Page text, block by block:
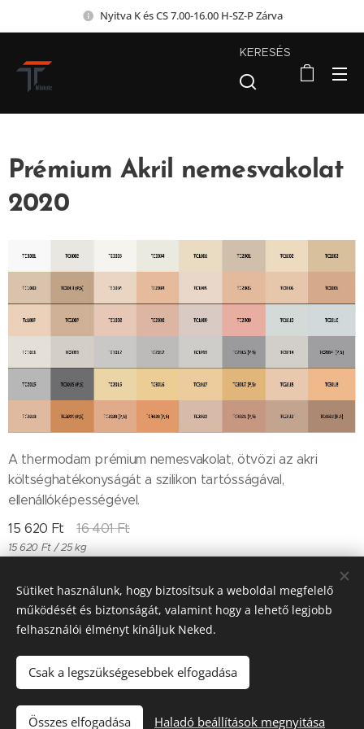
Nyitva K és CS 7.00-16.00 H-SZ-P Zárva
KERESÉS
Prémium Akril nemesvakolat
2020
A thermodam prémium nemesvakolat, ötvözi az akri
költséghatékonyságát a szilikon tartósságával,
ellenállóképességével.
15 620 Ft 16 401Ft
15 620 Ft / 25 kg
Kosárba
Till "96" Kft Adószán: 11385497-2-05
Sütiket használunk, hogy biztosítsuk a weboldal megfelelő
működését és biztonságát, valamint hogy a lehető legjobb
felhasználói élményt kínáljuk Neked.
Csak a legszükségesebbek elfogadása
Összes elfogadása Haladó beállítások megnyitása